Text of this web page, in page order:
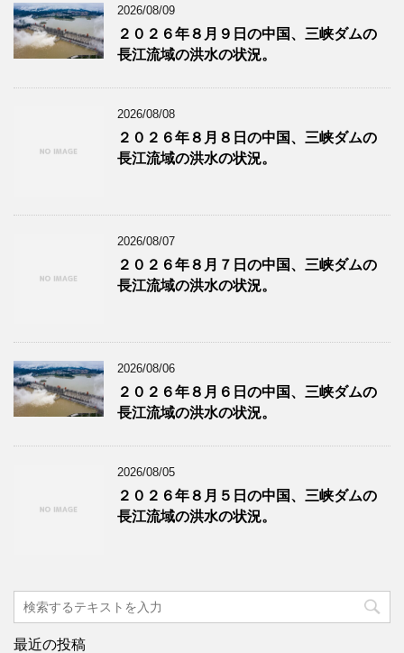
2026/08/09
２０２６年８月９日の中国、三峡ダムの
長江流域の洪水の状況。
2026/08/08
２０２６年８月８日の中国、三峡ダムの
長江流域の洪水の状況。
2026/08/07
２０２６年８月７日の中国、三峡ダムの
長江流域の洪水の状況。
2026/08/06
２０２６年８月６日の中国、三峡ダムの
長江流域の洪水の状況。
2026/08/05
２０２６年８月５日の中国、三峡ダムの
長江流域の洪水の状況。
最近の投稿